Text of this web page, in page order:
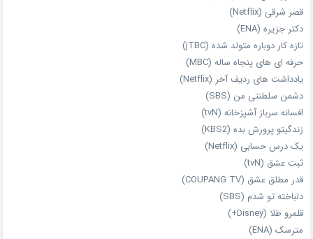
قصر شرقی (Netflix)
دکتر جزیره (ENA)
تازه‌ کار دوباره‌ متولد شده (jTBC)
حرفه‌ ای‌ های پنجاه‌ ساله (MBC)
یادداشت‌ های ردیف آخر (Netflix)
دشمن سلطنتی من (SBS)
افسانه سرباز آشپزخانه (tvN)
زندگیتو پرورش بده (KBS2)
یک درس حسابی (Netflix)
ثبت عشق (tvN)
قدر مطلق عشق (COUPANG TV)
دلباخته تو شدم (SBS)
قلمرو طلا (Disney+)
مترسک (ENA)